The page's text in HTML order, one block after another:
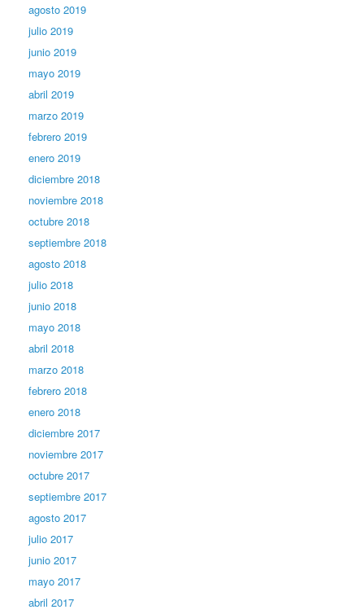
agosto 2019
julio 2019
junio 2019
mayo 2019
abril 2019
marzo 2019
febrero 2019
enero 2019
diciembre 2018
noviembre 2018
octubre 2018
septiembre 2018
agosto 2018
julio 2018
junio 2018
mayo 2018
abril 2018
marzo 2018
febrero 2018
enero 2018
diciembre 2017
noviembre 2017
octubre 2017
septiembre 2017
agosto 2017
julio 2017
junio 2017
mayo 2017
abril 2017